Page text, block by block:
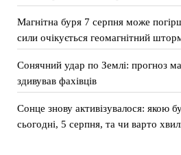
Магнітна буря 7 серпня може
сили очікується геомагнітний
Сонячний удар по Землі: прогноз
здивував фахівців
Сонце знову активізувалося: якою
сьогодні, 5 серпня, та чи варто